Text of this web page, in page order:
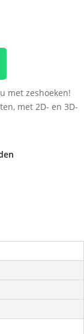
met zeshoeken!
met 2D- en 3D-